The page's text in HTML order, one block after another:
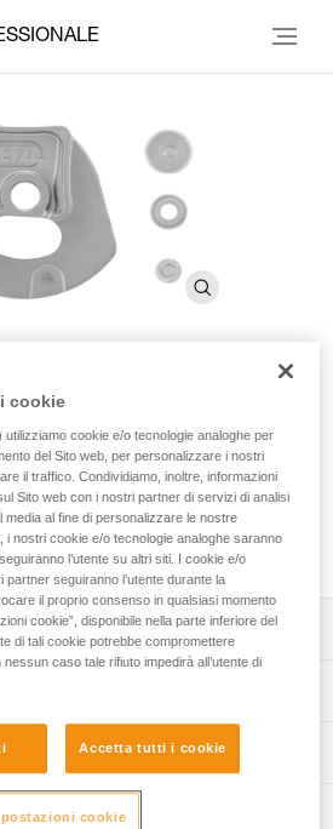
RIG
versione riparabile
RIG versione riparabile,
un perno e due viti.
con il discensore RIG
inossidabile
notice-Repair kit for RIG-1
cookie
utilizziamo cookie e/o tecnologie analoghe per
del Sito web, per personalizzare i nostri
il traffico. Condividiamo, inoltre, informazioni
Sito web con i nostri partner di servizi di analisi
media al fine di personalizzare le nostre
i nostri cookie e/o tecnologie analoghe saranno
l’utente su altri siti. I cookie e/o
seguiranno l’utente durante la
il proprio consenso in qualsiasi momento
cookie”, disponibile nella parte inferiore del
di tali cookie potrebbe compromettere
nessun caso tale rifiuto impedirà all’utente di
Accetta tutti i cookie
cookie